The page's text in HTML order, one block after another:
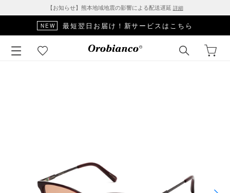
【お知らせ】熊本地域地震の影響による配送遅延 詳細
NEW 最短翌日お届け！新サービスはこちら